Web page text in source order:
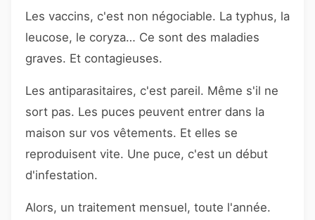
Les vaccins, c'est non négociable. La typhus, la
leucose, le coryza… Ce sont des maladies
graves. Et contagieuses.
Les antiparasitaires, c'est pareil. Même s'il ne
sort pas. Les puces peuvent entrer dans la
maison sur vos vêtements. Et elles se
reproduisent vite. Une puce, c'est un début
d'infestation.
Alors, un traitement mensuel, toute l'année.